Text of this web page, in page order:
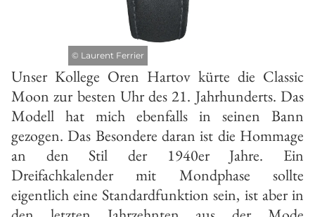
© Laurent Ferrier
Unser Kollege Oren Hartov kürte die Classic
Moon zur besten Uhr des 21. Jahrhunderts. Das
Modell hat mich ebenfalls in seinen Bann
gezogen. Das Besondere daran ist die Hommage
an den Stil der 1940er Jahre. Ein
Dreifachkalender mit Mondphase sollte
eigentlich eine Standardfunktion sein, ist aber in